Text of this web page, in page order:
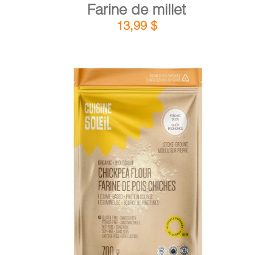
Farine de millet
13,99 $
AJOUTER AU PANIER DÉTAILS